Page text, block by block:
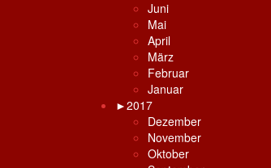
Juni
Mai
April
März
Februar
Januar
►2017
Dezember
November
Oktober